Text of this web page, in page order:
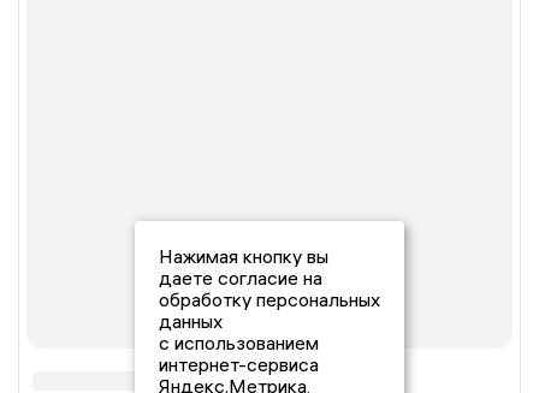
Нажимая кнопку вы
даете согласие на
обработку персональных
данных
с использованием
интернет-сервиса
Яндекс.Метрика,